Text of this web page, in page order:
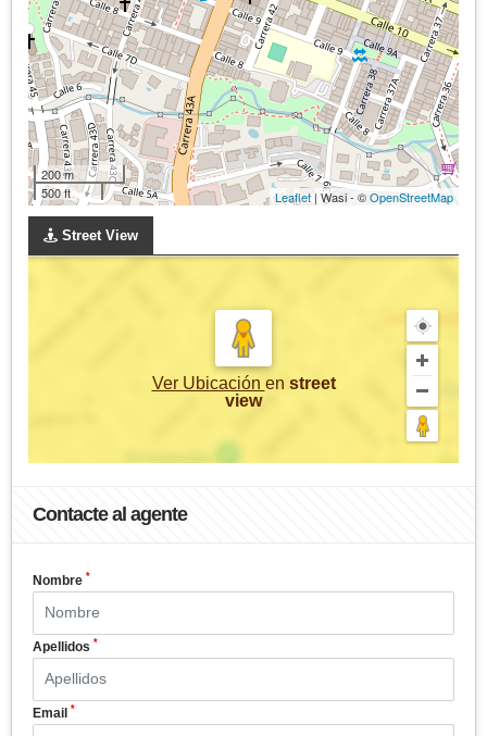
200 m
500 ft
Leaflet| Wasi - ©OpenStreetMap
Street View
Ver Ubicación en street
view
Contacte al agente
Nombre *
Apellidos *
Email *